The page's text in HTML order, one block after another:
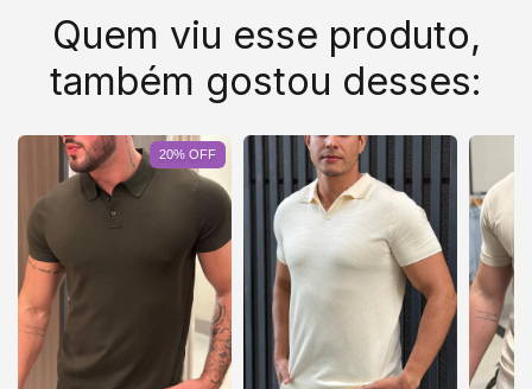
Quem viu esse produto,
também gostou desses:
20%OFF